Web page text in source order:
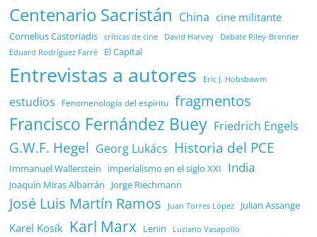
Centenario Sacristán China cine militante
Cornelius Castoriadis críticas de cine David Harvey Debate Riley-Brenner
Eduard Rodríguez Farré El Capital
Entrevistas a autores Eric J. Hobsbawm
estudios Fenomenología del espíritu fragmentos
Francisco Fernández Buey Friedrich Engels
G.W.F. Hegel Georg Lukács Historia del PCE
Immanuel Wallerstein imperialismo en el siglo XXI India
Joaquín Miras Albarrán Jorge Riechmann
José Luis Martín Ramos Juan Torres López Julian Assange
Karel Kosík Karl Marx Lenin Luciano Vasapollo